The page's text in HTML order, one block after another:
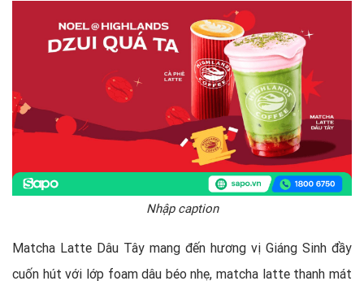
Nhập caption
Matcha Latte Dâu Tây mang đến hương vị Giáng Sinh đầy
cuốn hút với lớp foam dâu béo nhẹ, matcha latte thanh mát